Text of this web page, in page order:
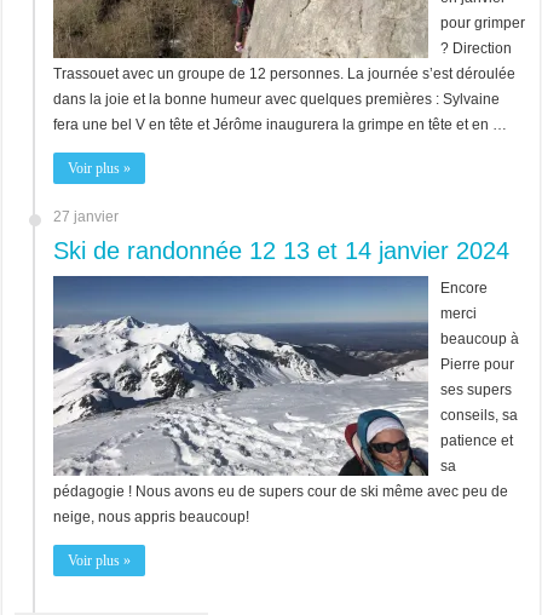
pour grimper
? Direction
Trassouet avec un groupe de 12 personnes. La journée s’est déroulée
dans la joie et la bonne humeur avec quelques premières : Sylvaine
fera une bel V en tête et Jérôme inaugurera la grimpe en tête et en …
Voir plus »
27 janvier
Ski de randonnée 12 13 et 14 janvier 2024
Encore
merci
beaucoup à
Pierre pour
ses supers
conseils, sa
patience et
sa
pédagogie ! Nous avons eu de supers cour de ski même avec peu de
neige, nous appris beaucoup!
Voir plus »